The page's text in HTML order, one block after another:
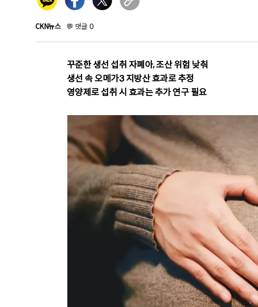
CKN뉴스 💬 댓글 0
꾸준한 생선 섭취 자폐아, 조산 위험 낮춰
생선 속 오메가3 지방산 효과로 추정
영양제로 섭취 시 효과는 추가 연구 필요